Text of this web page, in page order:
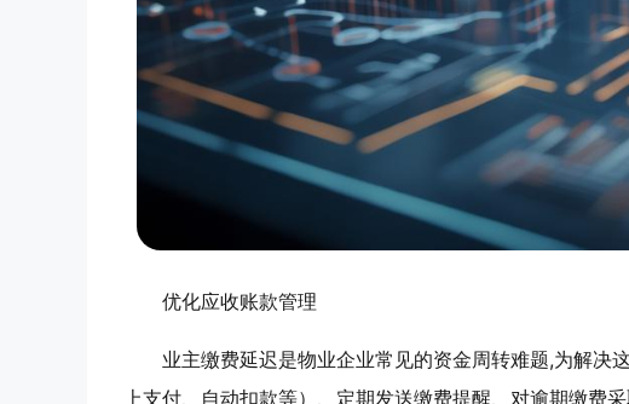
优化应收账款管理
业主缴费延迟是物业企业常见的资金周转难题,为解决
上支付、自动扣款等）、定期发送缴费提醒、对逾期缴费